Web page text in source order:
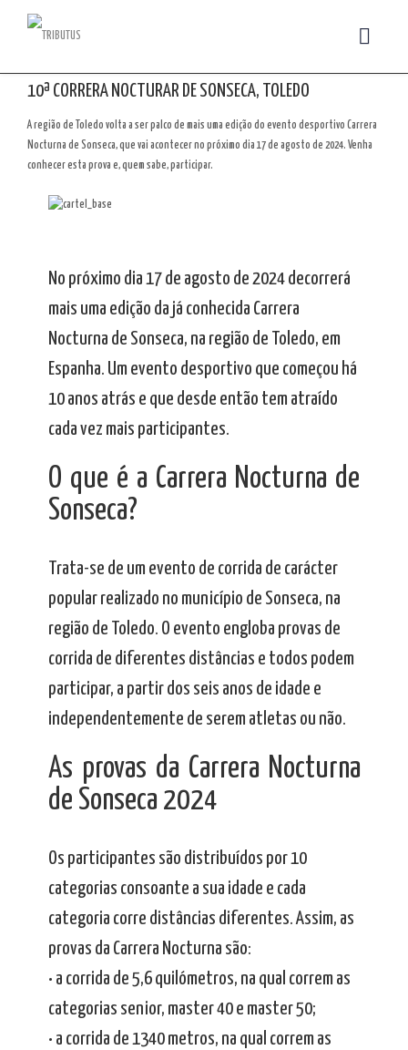
10ª CORRERA NOCTURAR DE SONSECA, TOLEDO
A região de Toledo volta a ser palco de mais uma edição do evento desportivo Carrera
Nocturna de Sonseca, que vai acontecer no próximo dia 17 de agosto de 2024. Venha
conhecer esta prova e, quem sabe, participar.
No próximo dia 17 de agosto de 2024 decorrerá
mais uma edição da já conhecida Carrera
Nocturna de Sonseca, na região de Toledo, em
Espanha. Um evento desportivo que começou há
10 anos atrás e que desde então tem atraído
cada vez mais participantes.
O que é a Carrera Nocturna de
Sonseca?
Trata-se de um evento de corrida de carácter
popular realizado no município de Sonseca, na
região de Toledo. O evento engloba provas de
corrida de diferentes distâncias e todos podem
participar, a partir dos seis anos de idade e
independentemente de serem atletas ou não.
As provas da Carrera Nocturna
de Sonseca 2024
Os participantes são distribuídos por 10
categorias consoante a sua idade e cada
categoria corre distâncias diferentes. Assim, as
provas da Carrera Nocturna são:
• a corrida de 5,6 quilómetros, na qual correm as
categorias senior, master 40 e master 50;
• a corrida de 1340 metros, na qual correm as